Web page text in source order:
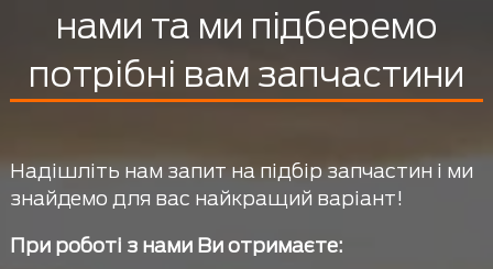
нами та ми підберемо
потрібні вам запчастини
Надішліть нам запит на підбір запчастин і ми
знайдемо для вас найкращий варіант!
При роботі з нами Ви отримаєте: